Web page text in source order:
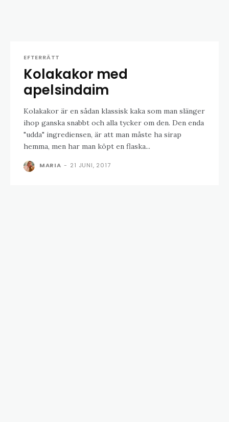
EFTERRÄTT
Kolakakor med
apelsindaim
Kolakakor är en sådan klassisk kaka som man slänger
ihop ganska snabbt och alla tycker om den. Den enda
"udda" ingrediensen, är att man måste ha sirap
hemma, men har man köpt en flaska...
MARIA - 21 JUNI, 2017